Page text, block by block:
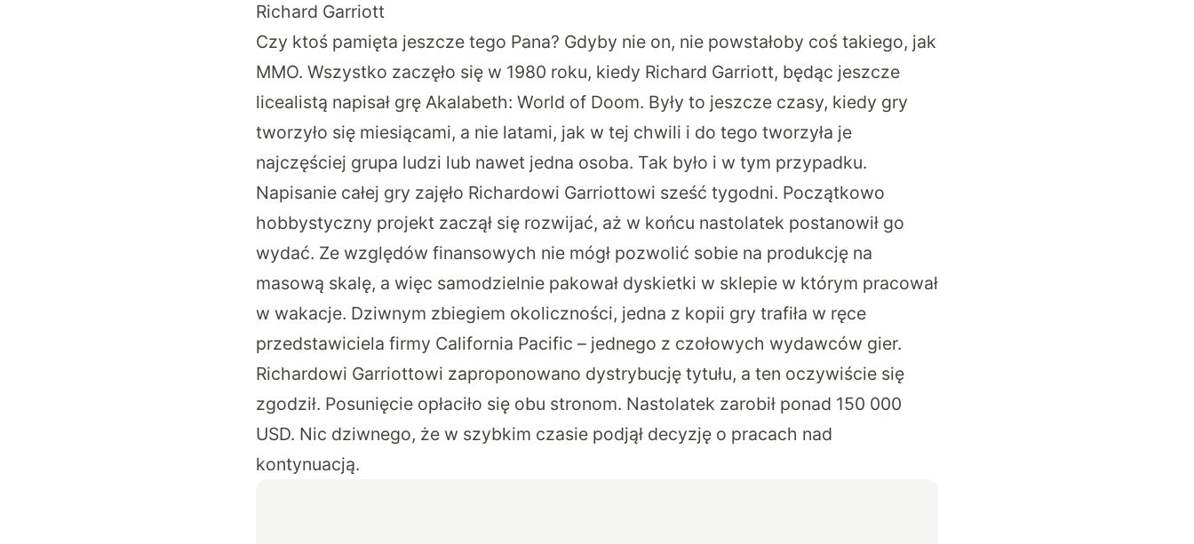
Richard Garriott
Czy ktoś pamięta jeszcze tego Pana? Gdyby nie on, nie powstałoby coś takiego, jak
MMO. Wszystko zaczęło się w 1980 roku, kiedy Richard Garriott, będąc jeszcze
licealistą napisał grę Akalabeth: World of Doom. Były to jeszcze czasy, kiedy gry
tworzyło się miesiącami, a nie latami, jak w tej chwili i do tego tworzyła je
najczęściej grupa ludzi lub nawet jedna osoba. Tak było i w tym przypadku.
Napisanie całej gry zajęło Richardowi Garriottowi sześć tygodni. Początkowo
hobbystyczny projekt zaczął się rozwijać, aż w końcu nastolatek postanowił go
wydać. Ze względów finansowych nie mógł pozwolić sobie na produkcję na
masową skalę, a więc samodzielnie pakował dyskietki w sklepie w którym pracował
w wakacje. Dziwnym zbiegiem okoliczności, jedna z kopii gry trafiła w ręce
przedstawiciela firmy California Pacific – jednego z czołowych wydawców gier.
Richardowi Garriottowi zaproponowano dystrybucję tytułu, a ten oczywiście się
zgodził. Posunięcie opłaciło się obu stronom. Nastolatek zarobił ponad 150 000
USD. Nic dziwnego, że w szybkim czasie podjął decyzję o pracach nad
kontynuacją.